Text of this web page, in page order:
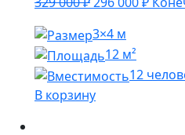
составляла
329
000 ₽.
3×4 м
12 м²
12
В корзину